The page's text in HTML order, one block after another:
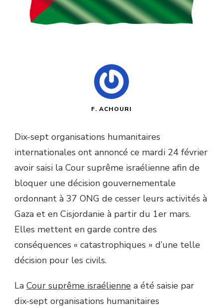
F. ACHOURI
Dix-sept organisations humanitaires
internationales ont annoncé ce mardi 24 février
avoir saisi la Cour suprême israélienne afin de
bloquer une décision gouvernementale
ordonnant à 37 ONG de cesser leurs activités à
Gaza et en Cisjordanie à partir du 1er mars.
Elles mettent en garde contre des
conséquences « catastrophiques » d’une telle
décision pour les civils.
La Cour suprême israélienne a été saisie par
dix-sept organisations humanitaires